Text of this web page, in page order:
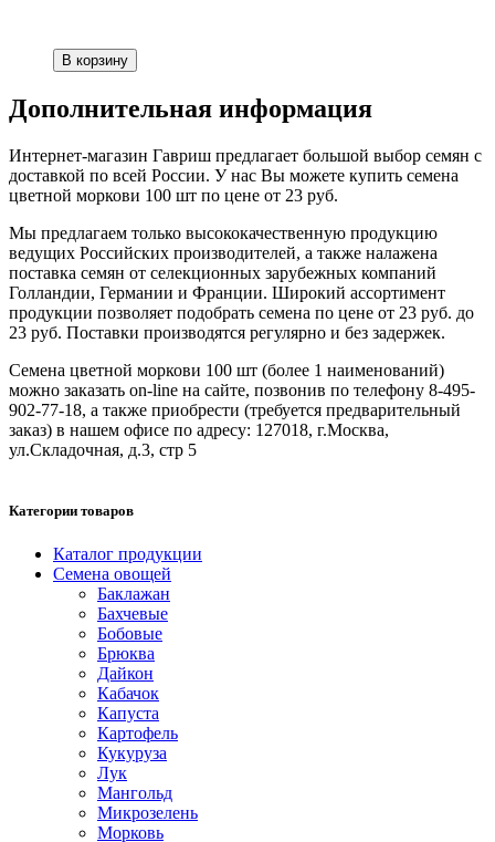
Дополнительная информация
Интернет-магазин Гавриш предлагает большой выбор семян с
доставкой по всей России. У нас Вы можете купить семена
цветной моркови 100 шт по цене от 23 руб.
Мы предлагаем только высококачественную продукцию
ведущих Российских производителей, а также налажена
поставка семян от селекционных зарубежных компаний
Голландии, Германии и Франции. Широкий ассортимент
продукции позволяет подобрать семена по цене от 23 руб. до
23 руб. Поставки производятся регулярно и без задержек.
Семена цветной моркови 100 шт (более 1 наименований)
можно заказать on-line на сайте, позвонив по телефону 8-495-
902-77-18, а также приобрести (требуется предварительный
заказ) в нашем офисе по адресу: 127018, г.Москва,
ул.Складочная, д.3, стр 5
Категории товаров
Каталог продукции
Семена овощей
Баклажан
Бахчевые
Бобовые
Брюква
Дайкон
Кабачок
Капуста
Картофель
Кукуруза
Лук
Мангольд
Микрозелень
Морковь